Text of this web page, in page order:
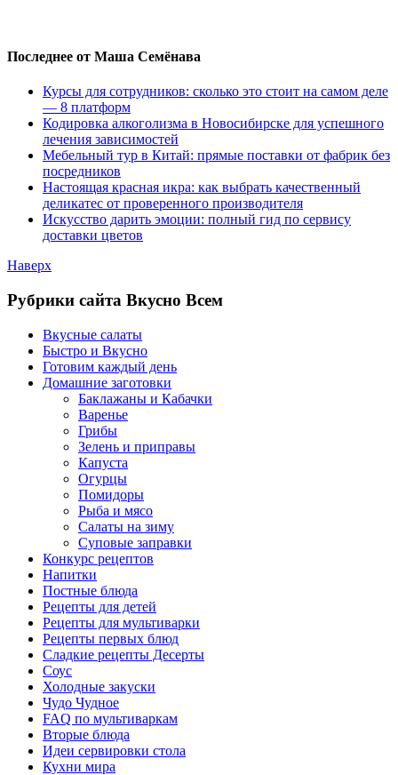
Последнее от Маша Семёнава
Курсы для сотрудников: сколько это стоит на самом деле
— 8 платформ
Кодировка алкоголизма в Новосибирске для успешного
лечения зависимостей
Мебельный тур в Китай: прямые поставки от фабрик без
посредников
Настоящая красная икра: как выбрать качественный
деликатес от проверенного производителя
Искусство дарить эмоции: полный гид по сервису
доставки цветов
Наверх
Рубрики сайта Вкусно Всем
Вкусные салаты
Быстро и Вкусно
Готовим каждый день
Домашние заготовки
Баклажаны и Кабачки
Варенье
Грибы
Зелень и приправы
Капуста
Огурцы
Помидоры
Рыба и мясо
Салаты на зиму
Суповые заправки
Конкурс рецептов
Напитки
Постные блюда
Рецепты для детей
Рецепты для мультиварки
Рецепты первых блюд
Сладкие рецепты Десерты
Соус
Холодные закуски
Чудо Чудное
FAQ по мультиваркам
Вторые блюда
Идеи сервировки стола
Кухни мира